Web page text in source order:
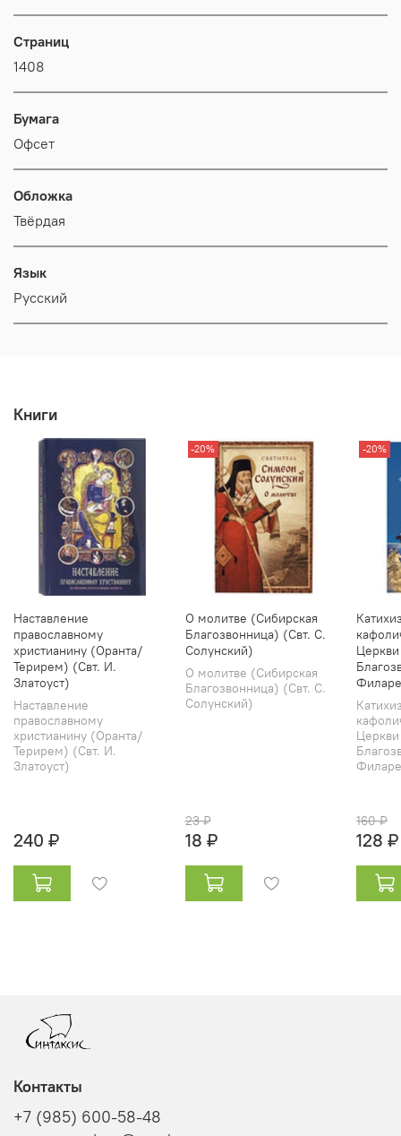
Страниц
1408
Бумага
Офсет
Обложка
Твёрдая
Язык
Русский
Книги
Наставление
православному
христианину (Оранта/
Терирем) (Свт. И.
Златоуст)
Наставление
православному
христианину (Оранта/
Терирем) (Свт. И.
Златоуст)
240 ₽
-20%
О молитве (Сибирская
Благозвонница) (Свт. С.
Солунский)
О молитве (Сибирская
Благозвонница) (Свт. С.
Солунский)
23 ₽
18 ₽
-20%
160 ₽
128 ₽
Контакты
+7 (985) 600-58-48